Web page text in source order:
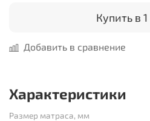
Купить в
Добавить в сравнение
Характеристики
Размер матраса, мм